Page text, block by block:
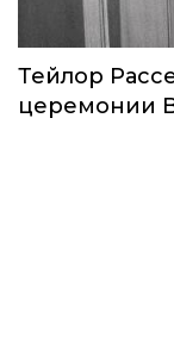
Тейлор
церемонии